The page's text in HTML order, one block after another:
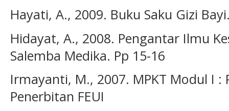
Hayati, A., 2009. Buku Saku Gizi
Hidayat, A., 2008. Pengantar Ilmu
Salemba Medika. Pp 15-16
Irmayanti, M., 2007. MPKT Modul I :
Penerbitan FEUI